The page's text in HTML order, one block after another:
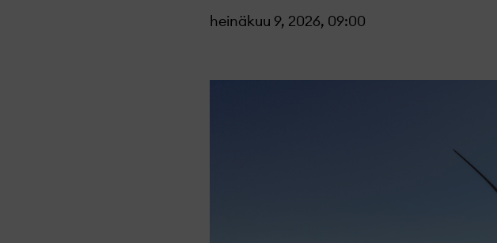
heinäkuu 9, 2026, 09:00